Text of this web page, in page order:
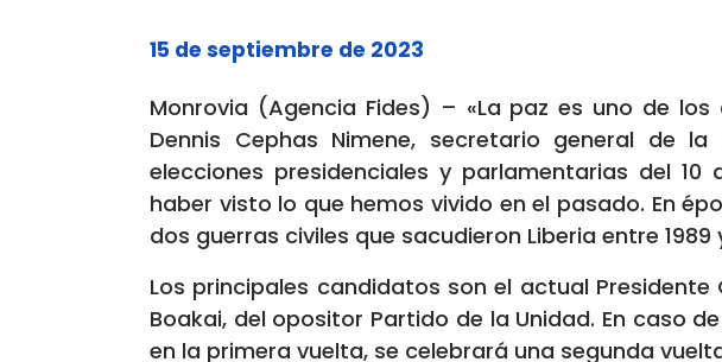
15 de septiembre de 2023
Monrovia (Agencia Fides) – «La paz es uno de
Dennis Cephas Nimene, secretario general de
elecciones presidenciales y parlamentarias del
haber visto lo que hemos vivido en el pasado. En
dos guerras civiles que sacudieron Liberia entre 1989
Los principales candidatos son el actual Presidente
Boakai, del opositor Partido de la Unidad. En caso
en la primera vuelta, se celebrará una segunda